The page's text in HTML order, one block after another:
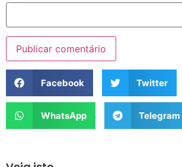
Facebook Twitter
WhatsApp Telegram